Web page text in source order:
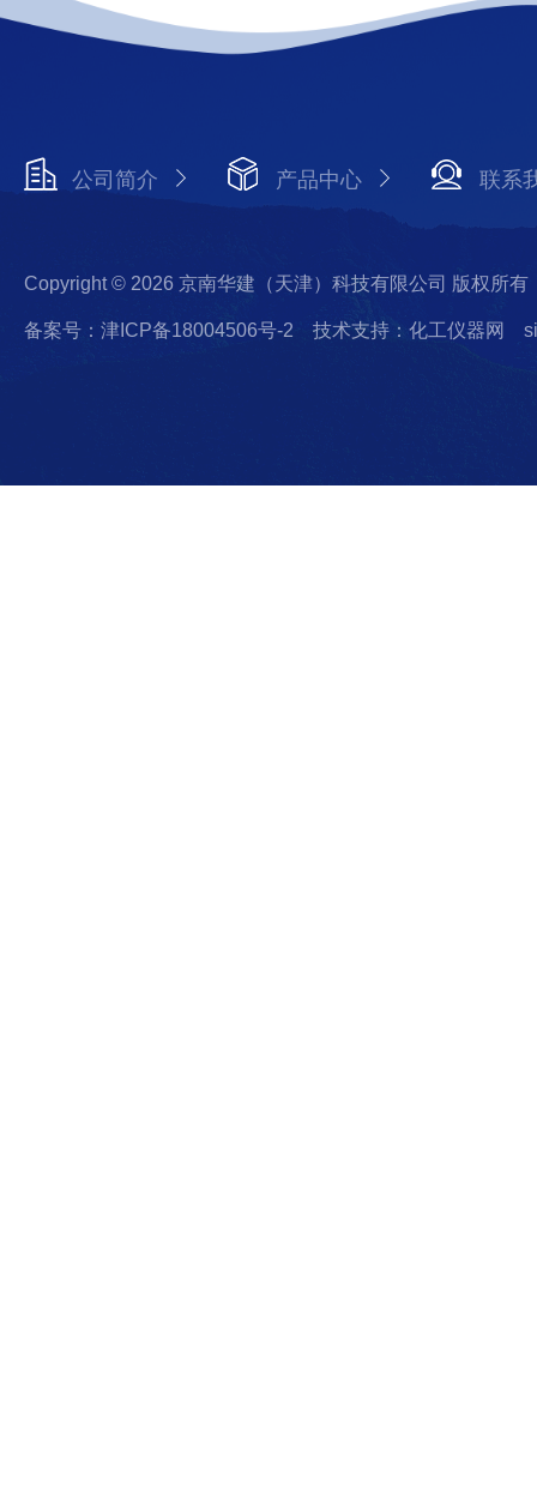
公司简介 产品中心 联系
Copyright © 2026 京南华建（天津）科技有限公司 版权所有
备案号：津ICP备18004506号-2 技术支持：化工仪器网